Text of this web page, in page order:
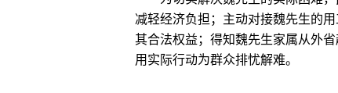
减轻经济负担；主动对接魏先生的
其合法权益；得知魏先生家属从外
用实际行动为群众排忧解难。